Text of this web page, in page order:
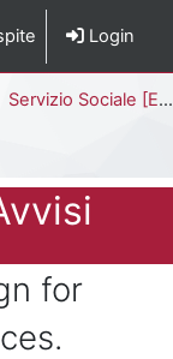
Login
Servizio Sociale [E3902N - E3901N]
for